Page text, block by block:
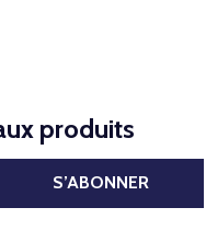
produits
S’ABONNER